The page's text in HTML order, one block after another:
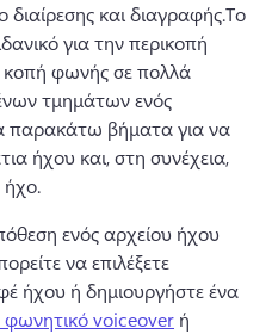
διαίρεσης και διαγραφής.Το
για την περικοπή
κοπή φωνής σε πολλά
τμημάτων ενός
παρακάτω βήματα για να
ήχου και, στη συνέχεια,
ήχο.
ενός αρχείου ήχου
να επιλέξετε
ήχου ή δημιουργήστε ένα
φωνητικό voiceover ή